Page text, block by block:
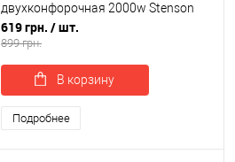
двухконфорочная 2000w Stenson
(ME-0013S)
619 грн. / шт.
899 грн.
В корзину
Подробнее